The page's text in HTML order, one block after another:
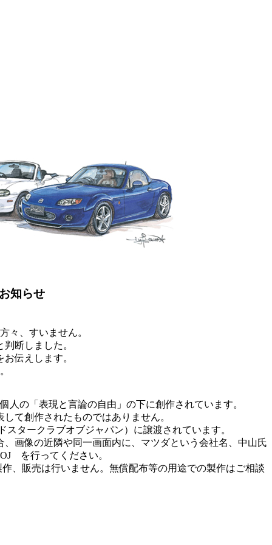
知らせ
々、すいません。
断しました。
伝えします。
の「表現と言論の自由」の下に創作されています。
て創作されたものではありません。
タークラブオブジャパン）に譲渡されています。
画像の近隣や同一画面内に、マツダという会社名、中山氏
を行ってください。
、販売は行いません。無償配布等の用途での製作はご相談